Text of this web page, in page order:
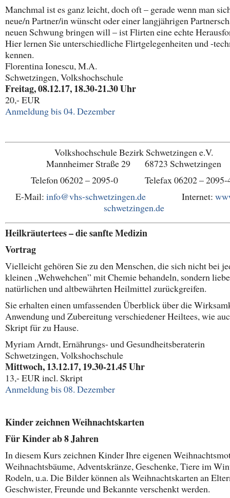
Manchmal ist es ganz leicht, doch oft – gerade wenn man
neue/n Partner/in wünscht oder einer langjährigen
neuen Schwung bringen will – ist Flirten eine echte
Hier lernen Sie unterschiedliche Flirtgelegenheiten und -
kennen.
Florentina Ionescu, M.A.
Schwetzingen, Volkshochschule
Freitag, 08.12.17, 18.30-21.30 Uhr
20,- EUR
Anmeldung bis 04. Dezember
Volkshochschule Bezirk Schwetzingen e.V.
Mannheimer Straße 29 68723 Schwetzingen
Telefon 06202 – 2095-0 Telefax 06202 – 2095-
E-Mail: info@vhs-schwetzingen.deInternet:
schwetzingen.de
Heilkräutertees – die sanfte Medizin
Vortrag
Vielleicht gehören Sie zu den Menschen, die sich nicht bei
kleinen „Wehwehchen” mit Chemie behandeln, sondern
natürlichen und altbewährten Heilmittel zurückgreifen.
Sie erhalten einen umfassenden Überblick über die
Anwendung und Zubereitung verschiedener Heiltees, wie
Skript für zu Hause.
Myriam Arndt, Ernährungs- und Gesundheitsberaterin
Schwetzingen, Volkshochschule
Mittwoch, 13.12.17, 19.30-21.45 Uhr
13,- EUR incl. Skript
Anmeldung bis 08. Dezember
Kinder zeichnen Weihnachtskarten
Für Kinder ab 8 Jahren
In diesem Kurs zeichnen Kinder Ihre eigenen
Weihnachtsbäume, Adventskränze, Geschenke, Tiere im
Rodeln, u.a. Die Bilder können als Weihnachtskarten an
Geschwister, Freunde und Bekannte verschenkt werden.